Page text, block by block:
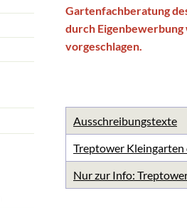
Veranstaltungen
Infomaterial
Verbandschronik
IEK Plänterwald
Tram M 41
Gartenfachberatung
durch
vorgeschlagen.
Ausschreibungstexte
Treptower Kleingarten
Nur zur Info: